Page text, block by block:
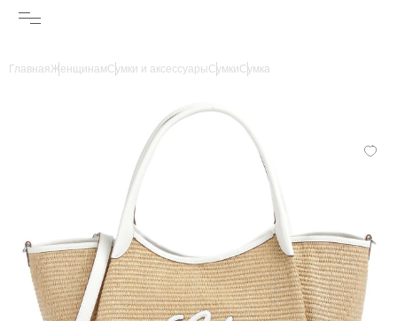
ГлавнаяЖенщинамСумки и аксессуарыСумкиСумка